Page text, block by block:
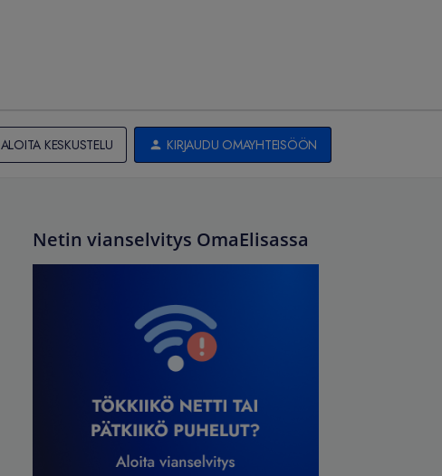
ALOITA KESKUSTELU KIRJAUDU OMAYHTEISÖÖN
Netin vianselvitys OmaElisassa